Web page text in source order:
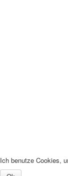
Ich benutze Cookies,